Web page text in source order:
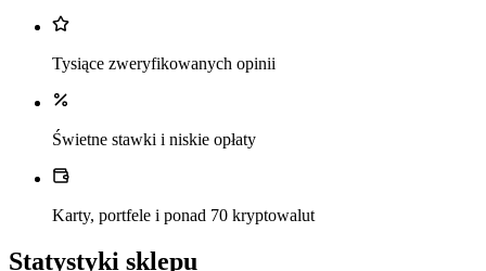
Tysiące zweryfikowanych opinii
Świetne stawki i niskie opłaty
Karty, portfele i ponad 70 kryptowalut
Statystyki sklepu